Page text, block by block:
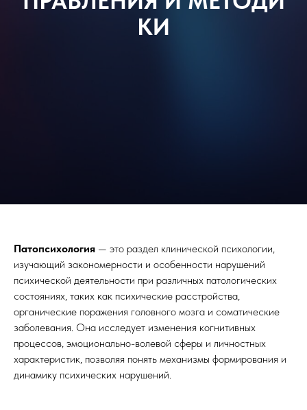
КИ
Патопсихология — это раздел клинической психологии,
изучающий закономерности и особенности нарушений
психической деятельности при различных патологических
состояниях, таких как психические расстройства,
органические поражения головного мозга и соматические
заболевания. Она исследует изменения когнитивных
процессов, эмоционально-волевой сферы и личностных
характеристик, позволяя понять механизмы формирования и
динамику психических нарушений.